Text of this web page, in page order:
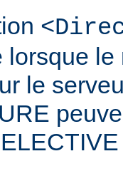
lorsque
le